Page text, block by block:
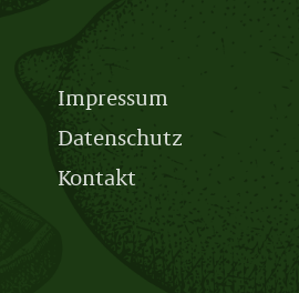
Impressum
Datenschutz
Kontakt